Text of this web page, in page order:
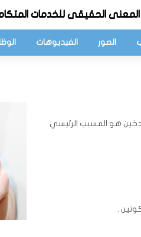
المعنى الحقيقى للخدمات
الصور الفيديوهات
هو المسبب الرئيسي
.